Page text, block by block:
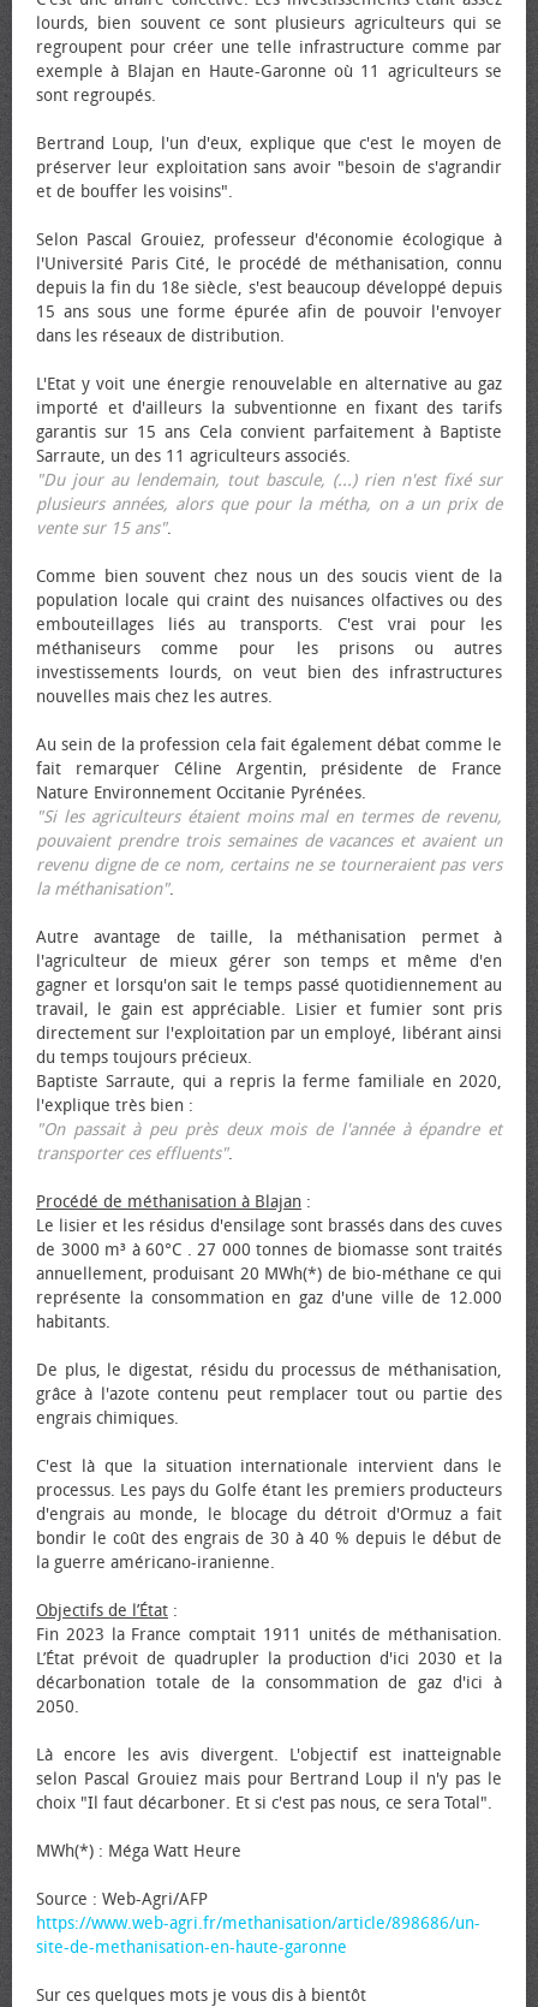
lourds, bien souvent ce sont plusieurs agriculteurs qui se
regroupent pour créer une telle infrastructure comme par
exemple à Blajan en Haute-Garonne où 11 agriculteurs se
sont regroupés.
Bertrand Loup, l'un d'eux, explique que c'est le moyen de
préserver leur exploitation sans avoir "besoin de s'agrandir
et de bouffer les voisins".
Selon Pascal Grouiez, professeur d'économie écologique à
l'Université Paris Cité, le procédé de méthanisation, connu
depuis la fin du 18e siècle, s'est beaucoup développé depuis
15 ans sous une forme épurée afin de pouvoir l'envoyer
dans les réseaux de distribution.
L'Etat y voit une énergie renouvelable en alternative au gaz
importé et d'ailleurs la subventionne en fixant des tarifs
garantis sur 15 ans Cela convient parfaitement à Baptiste
Sarraute, un des 11 agriculteurs associés.
"Du jour au lendemain, tout bascule, (...) rien n'est fixé sur
plusieurs années, alors que pour la métha, on a un prix de
vente sur 15 ans".
Comme bien souvent chez nous un des soucis vient de la
population locale qui craint des nuisances olfactives ou des
embouteillages liés au transports. C'est vrai pour les
méthaniseurs comme pour les prisons ou autres
investissements lourds, on veut bien des infrastructures
nouvelles mais chez les autres.
Au sein de la profession cela fait également débat comme le
fait remarquer Céline Argentin, présidente de France
Nature Environnement Occitanie Pyrénées.
"Si les agriculteurs étaient moins mal en termes de revenu,
pouvaient prendre trois semaines de vacances et avaient un
revenu digne de ce nom, certains ne se tourneraient pas vers
la méthanisation".
Autre avantage de taille, la méthanisation permet à
l'agriculteur de mieux gérer son temps et même d'en
gagner et lorsqu'on sait le temps passé quotidiennement au
travail, le gain est appréciable. Lisier et fumier sont pris
directement sur l'exploitation par un employé, libérant ainsi
du temps toujours précieux.
Baptiste Sarraute, qui a repris la ferme familiale en 2020,
l'explique très bien :
"On passait à peu près deux mois de l'année à épandre et
transporter ces effluents".
Procédé de méthanisation à Blajan :
Le lisier et les résidus d'ensilage sont brassés dans des cuves
de 3000 m³ à 60°C . 27 000 tonnes de biomasse sont traités
annuellement, produisant 20 MWh(*) de bio-méthane ce qui
représente la consommation en gaz d'une ville de 12.000
habitants.
De plus, le digestat, résidu du processus de méthanisation,
grâce à l'azote contenu peut remplacer tout ou partie des
engrais chimiques.
C'est là que la situation internationale intervient dans le
processus. Les pays du Golfe étant les premiers producteurs
d'engrais au monde, le blocage du détroit d'Ormuz a fait
bondir le coût des engrais de 30 à 40 % depuis le début de
la guerre américano-iranienne.
Objectifs de l’État :
Fin 2023 la France comptait 1911 unités de méthanisation.
L’État prévoit de quadrupler la production d'ici 2030 et la
décarbonation totale de la consommation de gaz d'ici à
2050.
Là encore les avis divergent. L'objectif est inatteignable
selon Pascal Grouiez mais pour Bertrand Loup il n'y pas le
choix "Il faut décarboner. Et si c'est pas nous, ce sera Total".
MWh(*) : Méga Watt Heure
Source : Web-Agri/AFP
https://www.web-agri.fr/methanisation/article/898686/un-
site-de-methanisation-en-haute-garonne
Sur ces quelques mots je vous dis à bientôt